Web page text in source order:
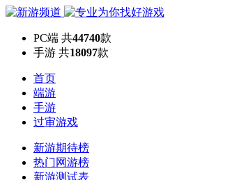
PC端 共44740款
手游 共18097款
首页
端游
手游
过审游戏
新游期待榜
热门网游榜
新游测试表